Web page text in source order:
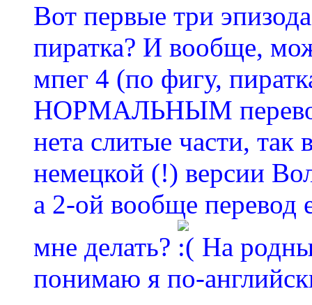
Вот первые три
пиратка? И вообще,
мпег 4 (по фигу,
НОРМАЛЬНЫМ
нета слитые части, так
немецкой (!) версии
а 2-ой вообще
мне делать?
На
понимаю я по-